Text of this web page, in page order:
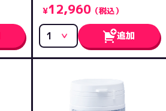
¥12,960（税込）
追加